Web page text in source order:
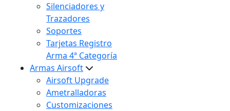
Silenciadores y
Trazadores
Soportes
Tarjetas Registro
Arma 4ª Categoría
Armas Airsoft
Airsoft Upgrade
Ametralladoras
Customizaciones